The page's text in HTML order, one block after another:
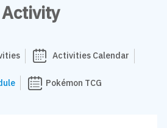
Activity
Activities Calendar
Pokémon TCG